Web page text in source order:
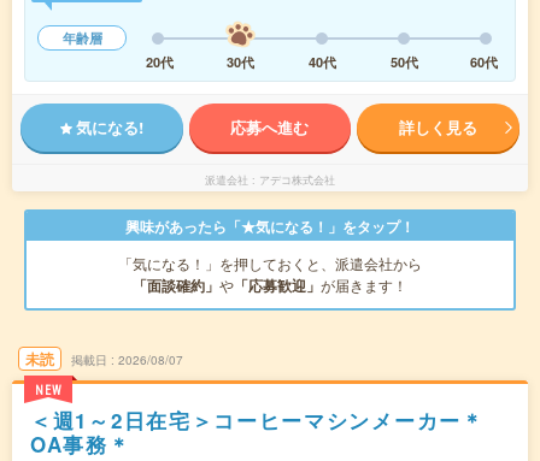
年齢層
20代
30代 40代 50代 60代
気になる! 応募へ進む 詳しく見る
派遣会社 アデコ株式会社
興味があったら「★気になる！」をタップ！
「気になる！」を押しておくと、派遣会社から
「面談確約」 や 「応募歓迎」 が届きます！
未読
NEW
掲載日 2026/08/07
＜週1～2日在宅＞コーヒーマシンメーカー＊
OA事務＊